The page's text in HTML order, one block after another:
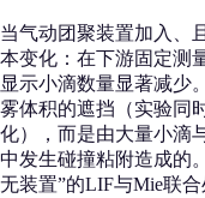
当气动团聚装置加入、
本变化：在下游固定测
显示小滴数量显著减少
雾体积的遮挡（实验同
化），而是由大量小滴
中发生碰撞粘附造成的
无装置”的LIF与Mie联